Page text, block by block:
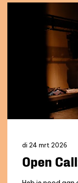
di 24 mrt 2026
Open